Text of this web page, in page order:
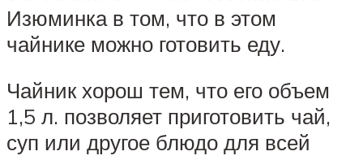
Изюминка в том, что в этом
чайнике можно готовить еду.
Чайник хорош тем, что его объем
1,5 л. позволяет приготовить чай,
суп или другое блюдо для всей